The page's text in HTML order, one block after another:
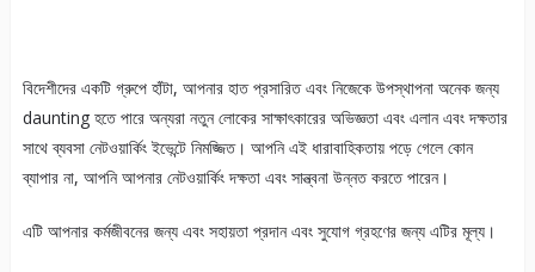
বিদেশীদের একটি গ্রুপে হাঁটা, আপনার হাত প্রসারিত এবং নিজেকে উপস্থাপনা অনেক জন্য
daunting হতে পারে অন্যরা নতুন লোকের সাক্ষাৎকারের অভিজ্ঞতা এবং এলান এবং দক্ষতার
সাথে ব্যবসা নেটওয়ার্কিং ইভেন্টে নিমজ্জিত। আপনি এই ধারাবাহিকতায় পড়ে গেলে কোন
ব্যাপার না, আপনি আপনার নেটওয়ার্কিং দক্ষতা এবং সান্ত্বনা উন্নত করতে পারেন।
এটি আপনার কর্মজীবনের জন্য এবং সহায়তা প্রদান এবং সুযোগ গ্রহণের জন্য এটির মূল্য।